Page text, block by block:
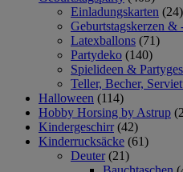
Einladungskarten (24)
Geburtstagskerzen &
Latexballons (71)
Partydeko (140)
Spielideen &
Teller, Becher,
Halloween (114)
Hobby Horsing by Astrup
Kindergeschirr (42)
Kinderrucksäcke (61)
Deuter (21)